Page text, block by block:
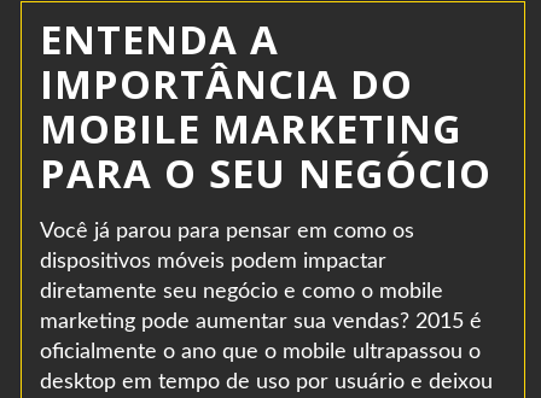
ENTENDA A
IMPORTÂNCIA DO
MOBILE MARKETING
PARA O SEU NEGÓCIO
Você já parou para pensar em como os
dispositivos móveis podem impactar
diretamente seu negócio e como o mobile
marketing pode aumentar sua vendas? 2015 é
oficialmente o ano que o mobile ultrapassou o
desktop em tempo de uso por usuário e deixou